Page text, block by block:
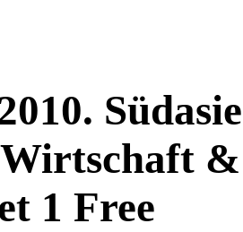
1 Free